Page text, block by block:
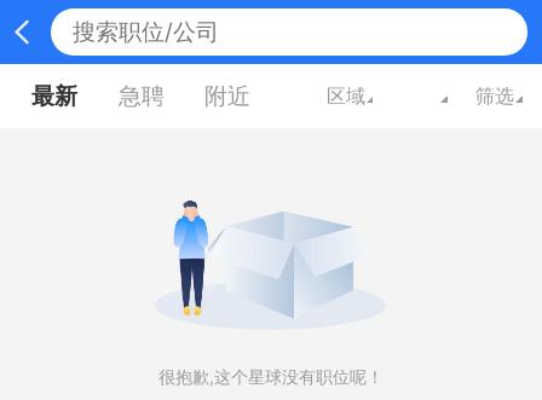
最新 急聘 附近 区域 筛选
很抱歉,这个星球没有职位呢！